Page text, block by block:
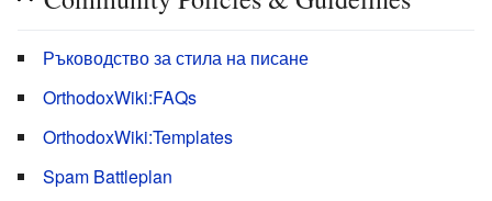
Ръководство за стила на писане
OrthodoxWiki:FAQs
OrthodoxWiki:Templates
Spam Battleplan